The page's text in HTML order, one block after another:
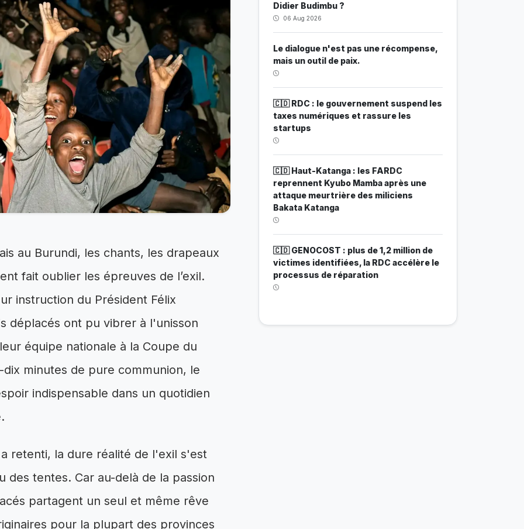
au Burundi, les chants, les drapeaux
fait oublier les épreuves de l’exil.
instruction du Président Félix
déplacés ont pu vibrer à l'unisson
équipe nationale à la Coupe du
minutes de pure communion, le
indispensable dans un quotidien
retenti, la dure réalité de l'exil s'est
des tentes. Car au-delà de la passion
partagent un seul et même rêve
pour la plupart des provinces
Didier Budimbu ?
06 Aug 2026
Le dialogue n'est pas une récompense,
mais un outil de paix.
🇨🇩 RDC : le gouvernement suspend les
taxes numériques et rassure les
startups
🇨🇩 Haut-Katanga : les FARDC
reprennent Kyubo Mamba après une
attaque meurtrière des miliciens
Bakata Katanga
🇨🇩 GENOCOST : plus de 1,2 million de
victimes identifiées, la RDC accélère le
processus de réparation